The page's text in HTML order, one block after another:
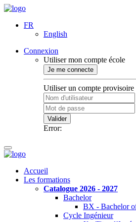
FR
English
Connexion
Utiliser mon compte école
Je me connecte
Utiliser un compte provisoire
Valider
Error:
Accueil
Les formations
Catalogue 2026 - 2027
Bachelor
BX - Bachelor
Cycle Ingénieur